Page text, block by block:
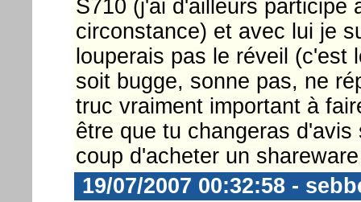
S710 (j'ai d'ailleurs participé
circonstance) et avec lui je
louperais pas le réveil
soit bugge, sonne pas, ne
truc vraiment important à
être que tu changeras
coup d'acheter un
19/07/2007 00:32:58 -